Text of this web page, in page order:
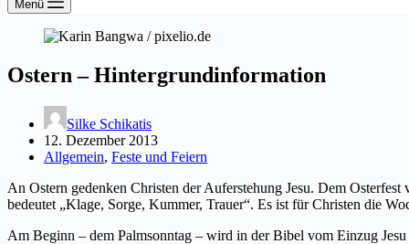
Menü
Ostern – Hintergrundinformation
Silke Schikatis
12. Dezember 2013
Allgemein, Feste und Feiern
An Ostern gedenken Christen der Auferstehung Jesu. Dem
bedeutet „Klage, Sorge, Kummer, Trauer“. Es ist für Christen die
Am Beginn – dem Palmsonntag – wird in der Bibel vom Einzug